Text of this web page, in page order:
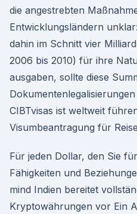
die angestrebten
Entwicklungsländern
dahin im Schnitt vier
2006 bis 2010) für ihre
ausgaben, sollte diese
CIBTvisas ist weltweit
Visumbeantragung für
Für jeden Dollar, den Sie
Fähigkeiten und
mind Indien bereitet
Kryptowährungen vor Ein